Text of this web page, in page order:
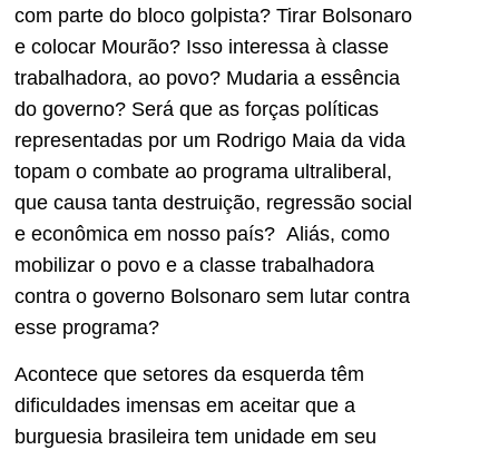
com parte do bloco golpista? Tirar Bolsonaro
e colocar Mourão? Isso interessa à classe
trabalhadora, ao povo? Mudaria a essência
do governo? Será que as forças políticas
representadas por um Rodrigo Maia da vida
topam o combate ao programa ultraliberal,
que causa tanta destruição, regressão social
e econômica em nosso país? Aliás, como
mobilizar o povo e a classe trabalhadora
contra o governo Bolsonaro sem lutar contra
esse programa?
Acontece que setores da esquerda têm
dificuldades imensas em aceitar que a
burguesia brasileira tem unidade em seu